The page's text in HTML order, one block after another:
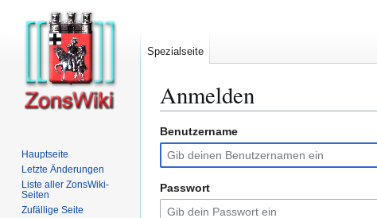
Anmelden
Zur
Navigation
springen
Zur
Suche
springen
Benutzername
Passwort
Spezialseite
Hauptseite
Letzte Änderungen
Liste aller ZonsWiki-
Seiten
Zufällige Seite